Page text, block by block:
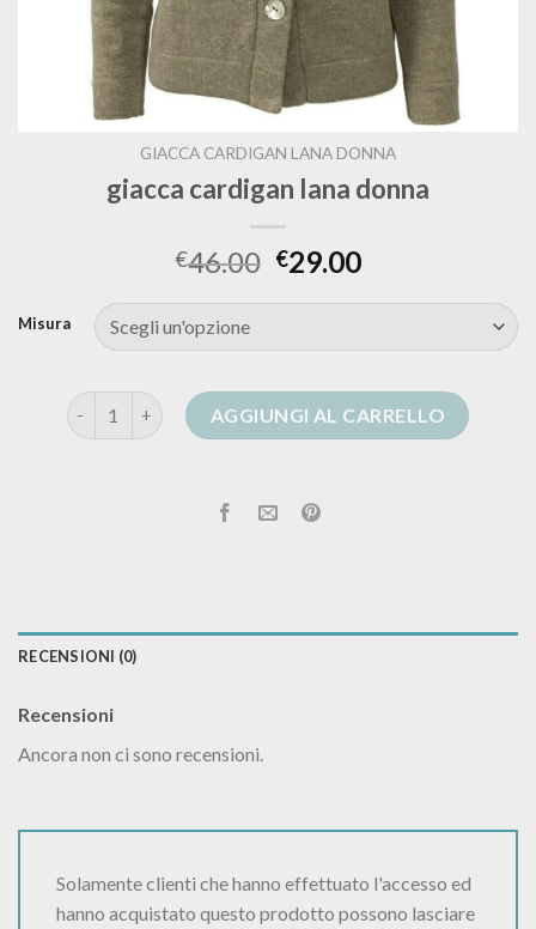
GIACCA CARDIGAN LANA DONNA
giacca cardigan lana donna
€46.00 €29.00
Misura
giacca cardigan lana donna quantità
AGGIUNGI AL CARRELLO
RECENSIONI (0)
Recensioni
Ancora non ci sono recensioni.
Solamente clienti che hanno effettuato l'accesso ed
hanno acquistato questo prodotto possono lasciare